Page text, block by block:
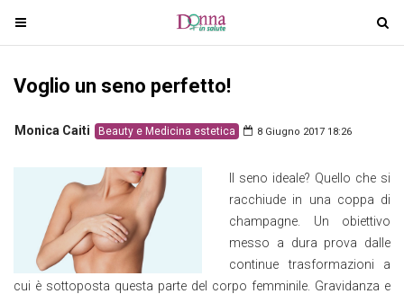
T
o
g
e
t
T
o
a
i
g
t
Voglio un seno perfetto!
Monica Caiti Beauty e Medicina estetica 8 Giugno 2017 18:26
Il seno ideale? Quello che si
racchiude in una coppa di
champagne. Un obiettivo
messo a dura prova dalle
continue trasformazioni a
cui è sottoposta questa parte del corpo femminile. Gravidanza e